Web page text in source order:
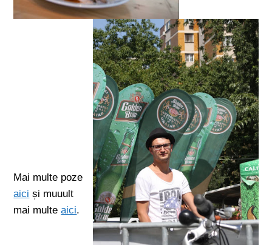
Mai multe poze
aici și muuult
mai multeaici.